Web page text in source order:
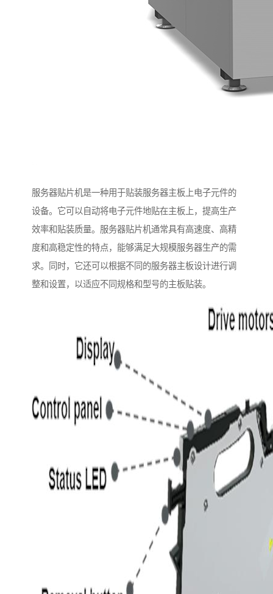
服务器贴片机是一种用于贴装服务器主板上电子元件的
设备。它可以自动将电子元件地贴在主板上，提高生产
效率和贴装质量。服务器贴片机通常具有高速度、高精
度和高稳定性的特点，能够满足大规模服务器生产的需
求。同时，它还可以根据不同的服务器主板设计进行调
整和设置，以适应不同规格和型号的主板贴装。